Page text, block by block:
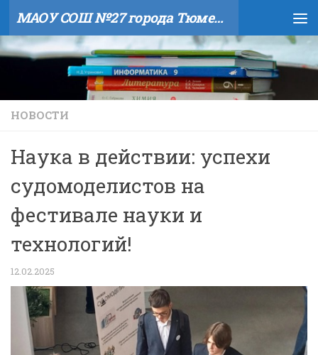
Skip to content МАОУ СОШ №27 города Тюмени
НОВОСТИ
Наука в действии: успехи
судомоделистов на
фестивале науки и
технологий!
12.02.2025